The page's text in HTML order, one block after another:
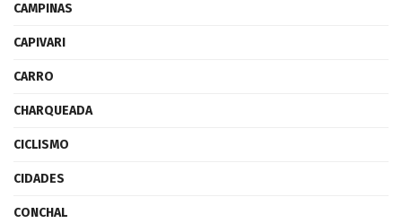
CAMPINAS
CAPIVARI
CARRO
CHARQUEADA
CICLISMO
CIDADES
CONCHAL